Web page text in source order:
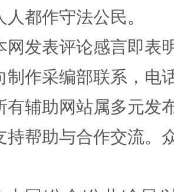
助力责任有效落实 一纸欠
都作守法公民。
网发表评论感言即表
制作采编部联系，电
有辅助网站属多元发
持帮助与合作交流。